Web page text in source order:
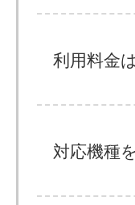
利用料金
対応機種